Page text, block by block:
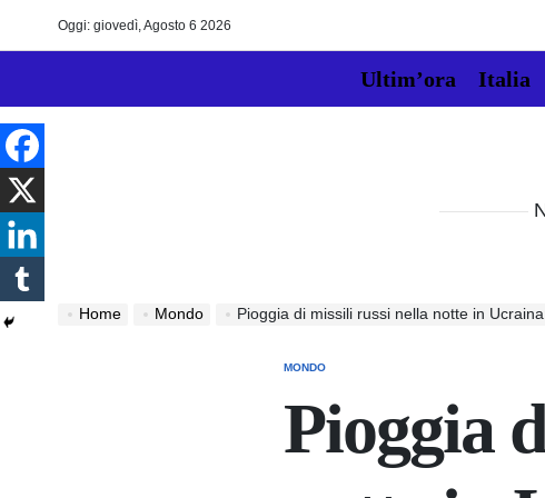
Oggi: giovedì, Agosto 6 2026
Ultim’ora Italia
Home Mondo Pioggia di missili russi nella notte in Ucraina:
POSTED
MONDO
Pioggia